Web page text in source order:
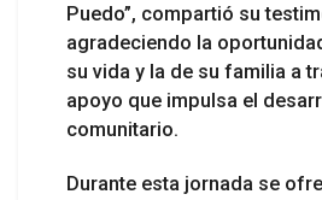
Puedo”, compartió su
agradeciendo la
su vida y la de su familia a
apoyo que impulsa el
comunitario.
Durante esta jornada se